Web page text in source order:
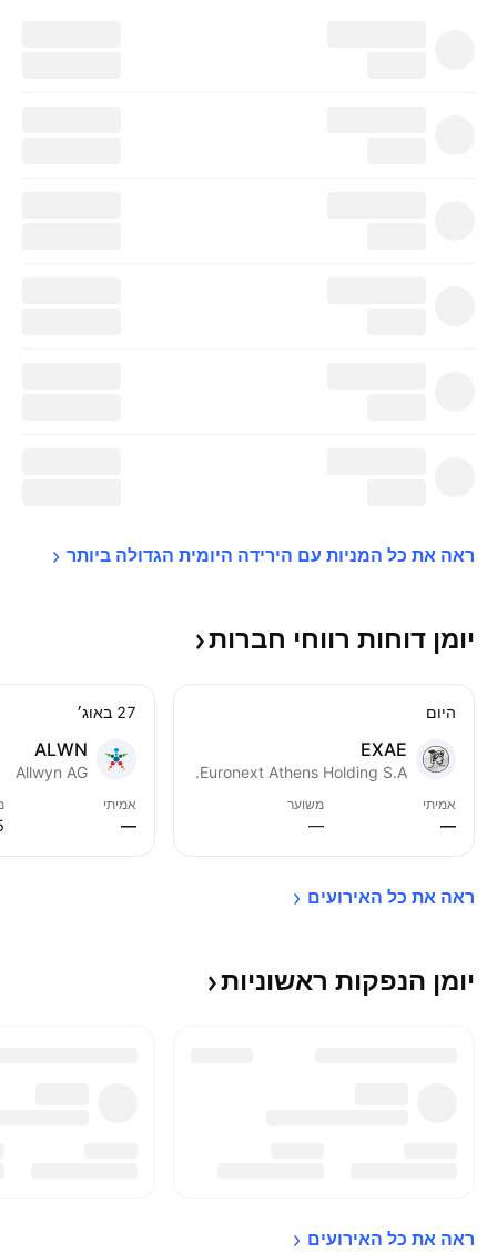
ראה את כל המניות עם הירידה היומית הגדולה ביותר
יומן דוחות רווחי חברות
היום‏
EXAE
Euronext Athens Holding S.A.
אמיתי
—
משוער
—
27 באוג׳
ALWN
Allwyn AG
אמיתי
—
ראה את כל האירועים
יומן הנפקות ראשוניות
ראה את כל האירועים